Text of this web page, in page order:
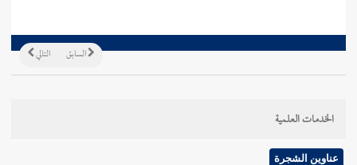
التالي السابق
الخدمات العلمية
عناوين الشجرة